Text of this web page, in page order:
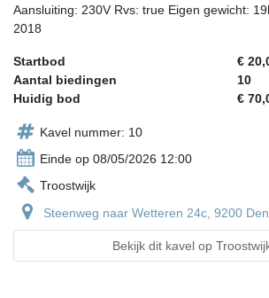
Aansluiting: 230V Rvs: true Eigen gewicht:
2018
Startbod
€
Aantal biedingen
10
Huidig bod
€
Kavel nummer: 10
Einde op 08/05/2026 12:00
Troostwijk
Steenweg naar Wetteren 24c, 9200
Bekijk dit kavel op